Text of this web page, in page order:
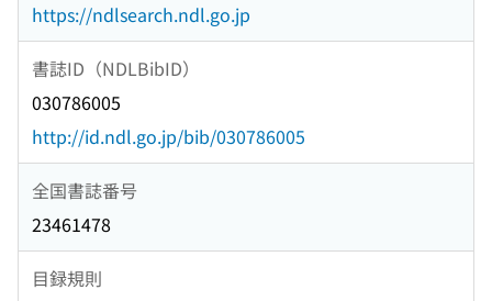
https://ndlsearch.ndl.go.jp
書誌ID（NDLBibID）
030786005
http://id.ndl.go.jp/bib/030786005
全国書誌番号
23461478
目録規則